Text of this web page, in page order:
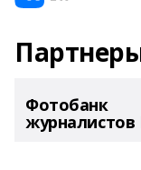
Фотобанк
журналистов